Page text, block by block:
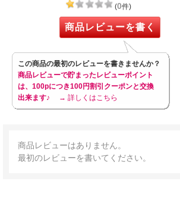
(0件)
商品レビューを書く
この商品の最初のレビューを書きませんか？
商品レビューで貯まったレビューポイント
は、100pにつき100円割引クーポンと交換
出来ます♪
→ 詳しくはこちら
商品レビューはありません。
最初のレビューを書いてください。